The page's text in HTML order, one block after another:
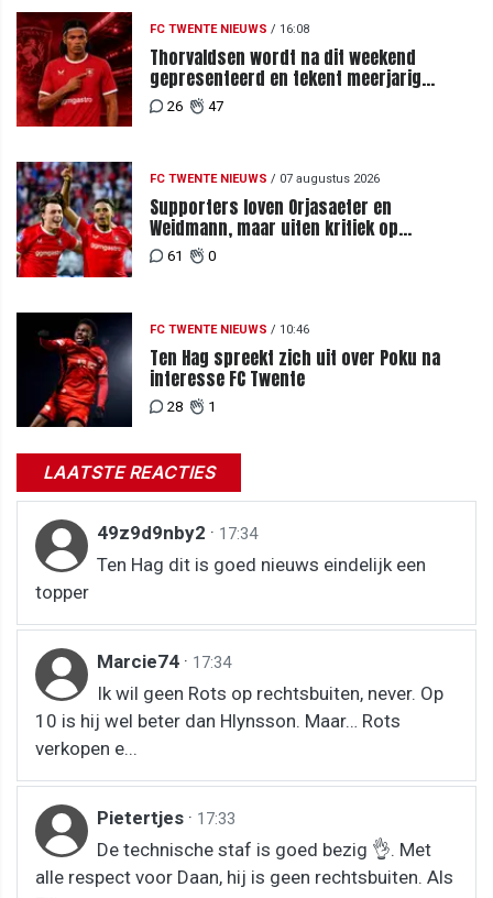
FC TWENTE NIEUWS / 16:08
Thorvaldsen wordt na dit weekend
gepresenteerd en tekent meerjarig
contract bij FC Twente
26 47
FC TWENTE NIEUWS / 07 augustus 2026
Supporters loven Orjasaeter en
Weidmann, maar uiten kritiek op
Weghorst na ruime zege op FC DAC
61 0
FC TWENTE NIEUWS / 10:46
Ten Hag spreekt zich uit over Poku na
interesse FC Twente
28 1
LAATSTE REACTIES
49z9d9nby2 · 17:34
Ten Hag dit is goed nieuws eindelijk een
topper
Marcie74 · 17:34
Ik wil geen Rots op rechtsbuiten, never. Op
10 is hij wel beter dan Hlynsson. Maar… Rots
verkopen e...
Pietertjes · 17:33
De technische staf is goed bezig 👌. Met
alle respect voor Daan, hij is geen rechtsbuiten. Als